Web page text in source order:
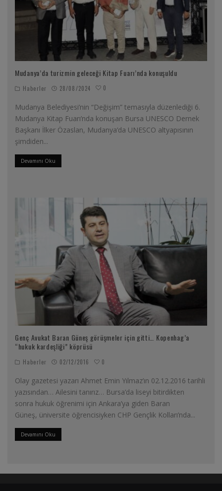
Mudanya’da turizmin geleceği Kitap Fuarı’nda konuşuldu
Haberler 28/08/2024 0
Mudanya Belediyesi’nin “Değişim” temasıyla düzenlediği 6.
Mudanya Kitap Fuarı’nda konuşan Bursa UNESCO Dernek
Başkanı İlker Özaslan, Mudanya’da UNESCO altyapısının
şimdiden...
Devamını Oku
Genç Avukat Baran Güneş görüşmeler için gitti… Kopenhag’a
“hukuk kardeşliği” köprüsü
Haberler 02/12/2016 0
Olay gazetesi yazarı Ahmet Emin Yılmaz’ın 02.12.2016 tarihli
yazısından… Ailesini tanırız… Bursa’da liseyi bitirdikten
sonra hukuk öğrenimi için Ankara’ya giden Baran
Güneş, üniversite öğrencisiyken CHP Gençlik Kolları’nda...
Devamını Oku